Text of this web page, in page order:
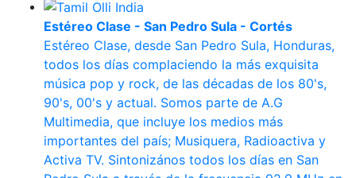
Estéreo Clase - San Pedro Sula - Cortés
Estéreo Clase, desde San Pedro Sula, Honduras,
todos los días complaciendo la más exquisita
música pop y rock, de las décadas de los 80's,
90's, 00's y actual. Somos parte de A.G
Multimedia, que incluye los medios más
importantes del país; Musiquera, Radioactiva y
Activa TV. Sintonizános todos los días en San